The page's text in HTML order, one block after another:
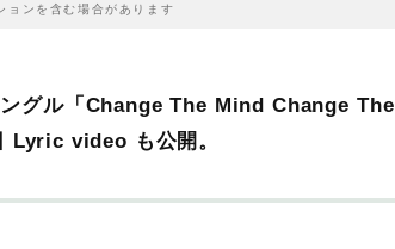
ョンを含む場合があります
グル「Change The Mind Change The
Lyric video も公開。